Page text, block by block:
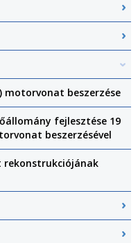
motorvonat beszerzése
fejlesztése 19
beszerzésével
rekonstrukciójának